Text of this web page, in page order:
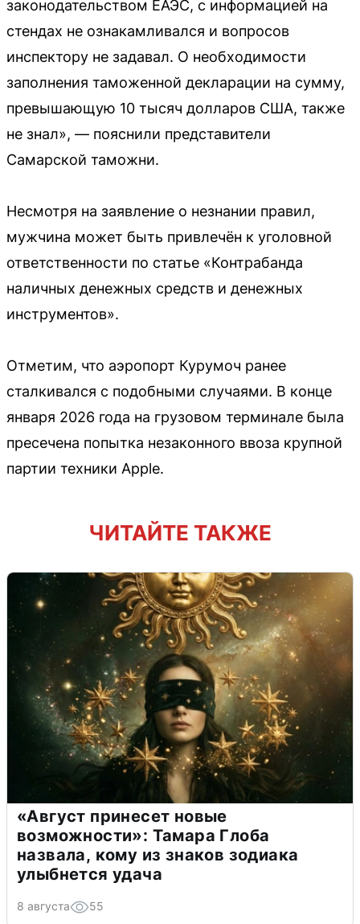
законодательством ЕАЭС, с информацией на
стендах не ознакамливался и вопросов
инспектору не задавал. О необходимости
заполнения таможенной декларации на сумму,
превышающую 10 тысяч долларов США, также
не знал», — пояснили представители
Самарской таможни.
Несмотря на заявление о незнании правил,
мужчина может быть привлечён к уголовной
ответственности по статье «Контрабанда
наличных денежных средств и денежных
инструментов».
Отметим, что аэропорт Курумоч ранее
сталкивался с подобными случаями. В конце
января 2026 года на грузовом терминале была
пресечена попытка незаконного ввоза крупной
партии техники Apple.
ЧИТАЙТЕ ТАКЖЕ
«Август принесет новые
возможности»: Тамара Глоба
назвала, кому из знаков зодиака
улыбнется удача
8 августа 55